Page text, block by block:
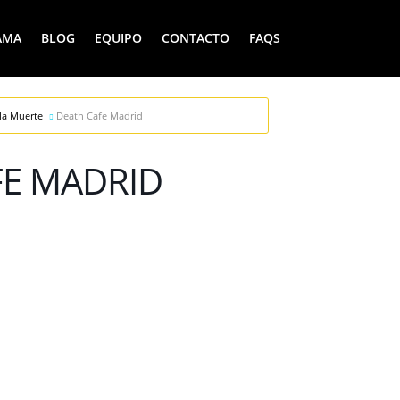
BLOG EQUIPO CONTACTO FAQS
Muerte Death Cafe Madrid
MADRID